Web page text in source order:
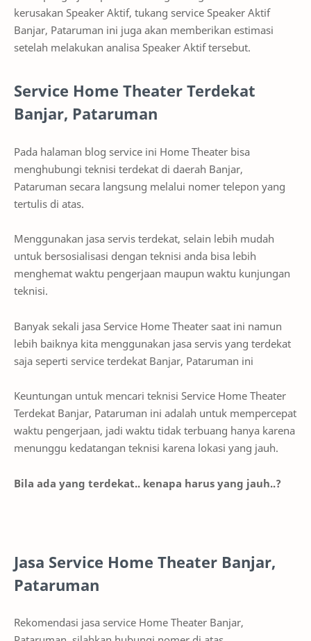
kerusakan Speaker Aktif, tukang service Speaker Aktif
Banjar, Pataruman ini juga akan memberikan estimasi
setelah melakukan analisa Speaker Aktif tersebut.
Service Home Theater Terdekat
Banjar, Pataruman
Pada halaman blog service ini Home Theater bisa
menghubungi teknisi terdekat di daerah Banjar,
Pataruman secara langsung melalui nomer telepon yang
tertulis di atas.
Menggunakan jasa servis terdekat, selain lebih mudah
untuk bersosialisasi dengan teknisi anda bisa lebih
menghemat waktu pengerjaan maupun waktu kunjungan
teknisi.
Banyak sekali jasa Service Home Theater saat ini namun
lebih baiknya kita menggunakan jasa servis yang terdekat
saja seperti service terdekat Banjar, Pataruman ini
Keuntungan untuk mencari teknisi Service Home Theater
Terdekat Banjar, Pataruman ini adalah untuk mempercepat
waktu pengerjaan, jadi waktu tidak terbuang hanya karena
menunggu kedatangan teknisi karena lokasi yang jauh.
Bila ada yang terdekat.. kenapa harus yang jauh..?
Jasa Service Home Theater Banjar,
Pataruman
Rekomendasi jasa service Home Theater Banjar,